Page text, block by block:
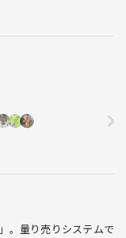
。量り売りシステムで